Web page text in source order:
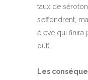
taux de
s’effondrent,
élevé qui finira
out).
Les